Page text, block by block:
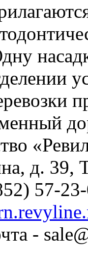
д. 39,
57-
-